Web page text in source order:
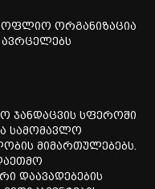
ორგანიზაცია
ავრცელებს
ჯანდაცვის სფეროში
სამომავლო
მიმართულებებს.
დაავადებების